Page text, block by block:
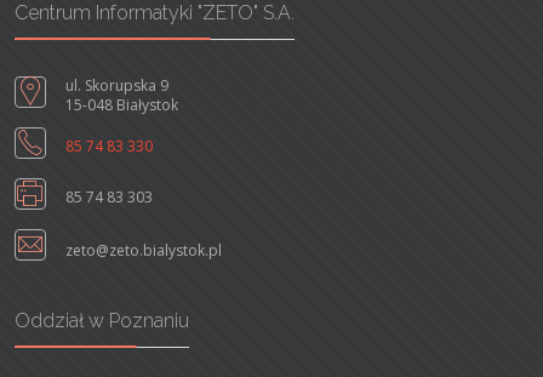
Centrum Informatyki "ZETO" S.A.
ul. Skorupska 9
15-048 Białystok
85 74 83 330
85 74 83 303
zeto@zeto.bialystok.pl
Oddział w Poznaniu